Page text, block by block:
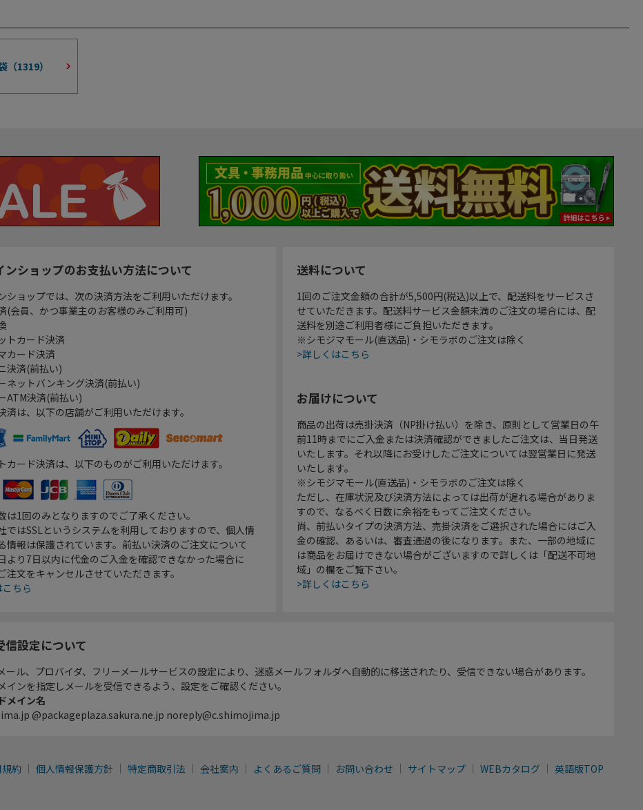
（1319）
ンショップのお支払い方法について
ショップでは、次の決済方法をご利用いただけます。
(会員、かつ事業主のお客様のみご利用可)
トカード決済
カード決済
決済(前払い)
ネットバンキング決済(前払い)
ATM決済(前払い)
済は、以下の店舗がご利用いただけます。
カード決済は、以下のものがご利用いただけます。
は1回のみとなりますのでご了承ください。
ではSSLというシステムを利用しておりますので、個人情
情報は保護されています。前払い決済のご注文について
より7日以内に代金のご入金を確認できなかった場合に
注文をキャンセルさせていただきます。
ちら
送料について
1回のご注文金額の合計が5,500円(税込)以上で、配送料をサービスさ
せていただきます。配送料サービス金額未満のご注文の場合には、配
送料を別途ご利用者様にご負担いただきます。
※シモジマモール(直送品)・シモラボのご注文は除く
>詳しくはこちら
お届けについて
商品の出荷は売掛決済（NP掛け払い）を除き、原則として営業日の午
前11時までにご入金または決済確認ができましたご注文は、当日発送
いたします。それ以降にお受けしたご注文については翌営業日に発送
いたします。
※シモジマモール(直送品)・シモラボのご注文は除く
ただし、在庫状況及び決済方法によっては出荷が遅れる場合がありま
すので、なるべく日数に余裕をもってご注文ください。
尚、前払いタイプの決済方法、売掛決済をご選択された場合にはご入
金の確認、あるいは、審査通過の後になります。また、一部の地域に
は商品をお届けできない場合がございますので詳しくは「配送不可地
域」の欄をご覧下さい。
>詳しくはこちら
信設定について
ール、プロバイダ、フリーメールサービスの設定により、迷惑メールフォルダへ自動的に移送されたり、受信できない場合があります。
インを指定しメールを受信できるよう、設定をご確認ください。
メイン名
@packageplaza.sakura.ne.jp noreply@c.shimojima.jp
規約 個人情報保護方針 特定商取引法 会社案内 よくあるご質問 お問い合わせ サイトマップ WEBカタログ 英語版TOP